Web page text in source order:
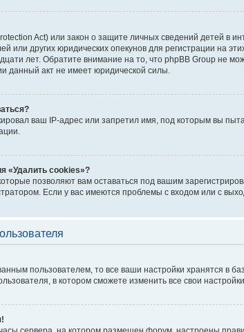
Act) или закон о защите личных сведений детей
или других юридических опекунов для регистрации на
лет. Обратите внимание на то, что phpBB Group не
данный акт не имеет юридической силы.
ваш IP-адрес или запретил имя, под которым вы
«Удалить cookies»?
позволяют вам оставаться под вашим
Если у вас имеются проблемы с входом или с
пользователем, то все ваши настройки хранятся в
в котором сможете изменить все свои настройки.